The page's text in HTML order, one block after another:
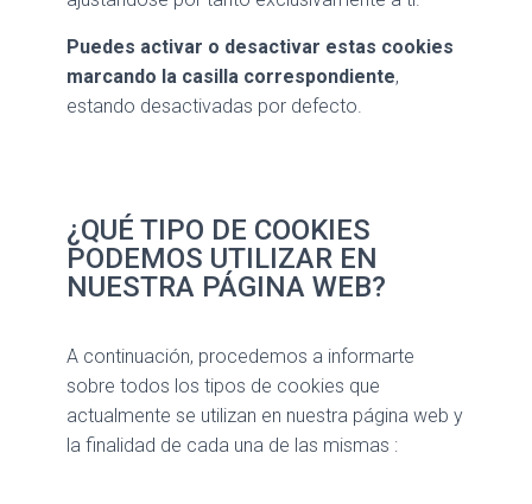
Puedes activar o desactivar estas cookies
marcando la casilla correspondiente,
estando desactivadas por defecto.
¿QUÉ TIPO DE COOKIES
PODEMOS UTILIZAR EN
NUESTRA PÁGINA WEB?
A continuación, procedemos a informarte
sobre todos los tipos de cookies que
actualmente se utilizan en nuestra página web y
la finalidad de cada una de las mismas :